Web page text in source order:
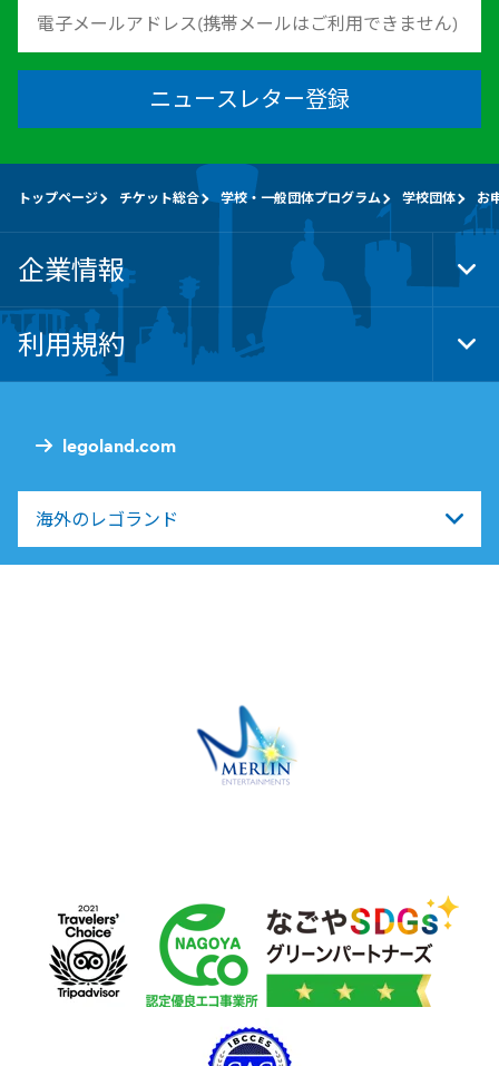
ニュースレター登録
legoland.com
海外のレゴランド
トップページ チケット総合 学校・一般団体プログラム 学校団体 お
企業情報
利用規約